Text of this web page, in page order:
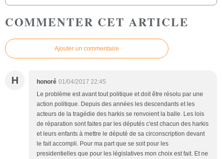
COMMENTER CET ARTICLE
Ajouter un commentaire
H honoré 01/04/2017 22:45
Le problème est avant tout politique et doit être résolu par une
action politique. Depuis des années les descendants et les
acteurs de la tragédie des harkis se renvoient la balle. Les lois
de réparation sont faites par les députés c'est chacun des harkis
et leurs enfants à mettre le député de sa circonscription devant
le fait accompli. Pour ma part que se soit pour les
presidentielles que pour les législatives mon choix est fait. Et ne